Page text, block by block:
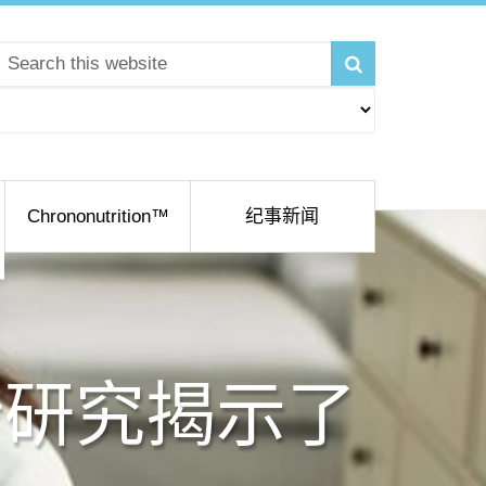
Chrononutrition™ 纪事新闻
究揭示了